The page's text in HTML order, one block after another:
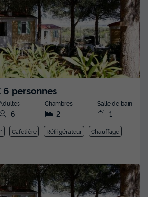
6 personnes
6
Chambres
2
Salle de bain
1
Cafetière Réfrigérateur
Chauffage